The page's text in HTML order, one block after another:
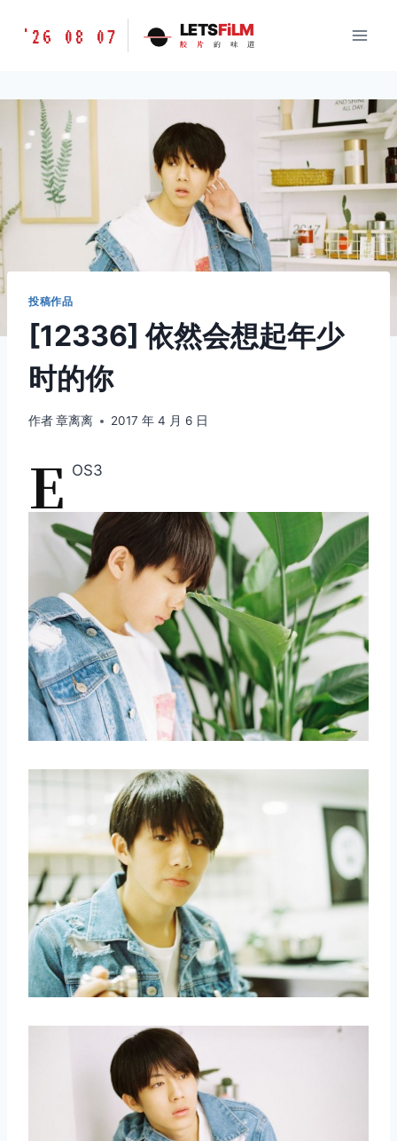
胶
味
LETSFILM
'26 08 07 LETSFiLM
胶 片 的 味 道
投稿作品
[12336] 依然会想起年少
时的你
作者章离离 2017 年 4 月 6 日
E OS3